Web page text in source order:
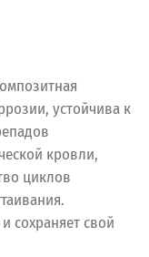
устойчива к
кровли,
циклов
сохраняет свой